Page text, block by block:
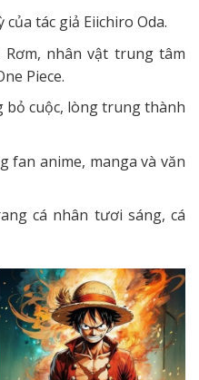
tác giả Eiichiro Oda.
nhân vật trung tâm
Piece.
cuộc, lòng trung thành
fan anime, manga và văn
cá nhân tươi sáng, cá